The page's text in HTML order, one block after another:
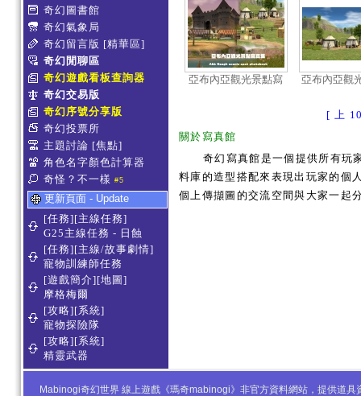
奇幻圖書館
奇幻氣象局
奇幻留言版 [精華區]
奇幻閒聊區
奇幻遊戲看板查詢器
奇幻交易版
奇幻序號分享版
奇幻投票所
主題討論 [焦點]
角色名字顏色計算器
奇怪？不一樣 #5
更新頁面 - Update
[任務][主線任務]
G25主線任務 - 日蝕
[任務][主線/故事劇情]
寵物訓練師任務
[遊戲簡介][地圖]
摩格梅爾
[攻略][系統]
寵物探險隊
[攻略][系統]
精靈武器
亞布內亞觀光景點寫
亞布內亞觀
[ 上
關於寫真館
奇幻寫真館是一個提供所有玩
料庫的造型搭配來表現出玩家的個
個上傳擷圖的交流空間與大家一起
Mabinogi奇幻世界 線上遊戲《瑪奇mabinogi》非官方資料網站，提供道